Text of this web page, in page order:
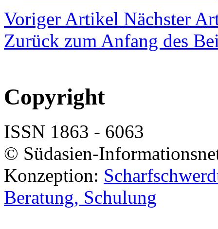
Voriger Artikel Nächster
Zurück zum Anfang des
Copyright
ISSN 1863 - 6063
© Südasien-
Konzeption:
Beratung, Schulung